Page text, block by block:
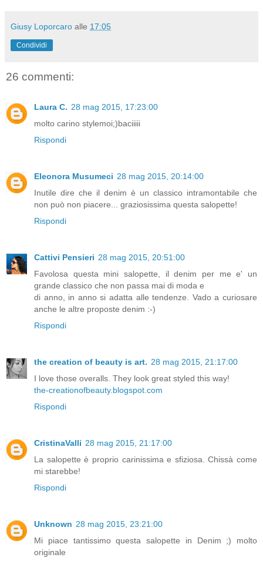
Giusy Loporcaro alle 17:05
Condividi
26 commenti:
Laura C. 28 mag 2015, 17:23:00
molto carino stylemoi;)baciiiii
Rispondi
Eleonora Musumeci 28 mag 2015, 20:14:00
Inutile dire che il denim è un classico intramontabile che
non può non piacere... graziosissima questa salopette!
Rispondi
Cattivi Pensieri 28 mag 2015, 20:51:00
Favolosa questa mini salopette, il denim per me e' un
grande classico che non passa mai di moda e
di anno, in anno si adatta alle tendenze. Vado a curiosare
anche le altre proposte denim :-)
Rispondi
the creation of beauty is art. 28 mag 2015, 21:17:00
I love those overalls. They look great styled this way!
the-creationofbeauty.blogspot.com
Rispondi
CristinaValli 28 mag 2015, 21:17:00
La salopette è proprio carinissima e sfiziosa. Chissà come
mi starebbe!
Rispondi
Unknown 28 mag 2015, 23:21:00
Mi piace tantissimo questa salopette in Denim ;) molto
originale